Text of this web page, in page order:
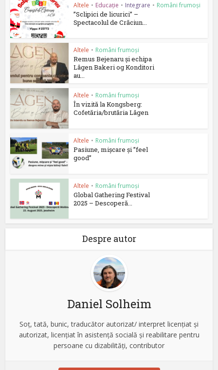
Altele • Educație • Integrare • Români frumoși
”Sclipici de licurici” –
Spectacolul de Crăciun...
Altele • Români frumoși
Remus Bejenaru și echipa
Lågen Bakeri og Konditori
au...
Altele • Români frumoși
În vizită la Kongsberg:
Cofetăria/brutăria Lågen
Altele • Români frumoși
Pasiune, mișcare și ”feel
good”
Altele • Români frumoși
Global Gathering Festival
2025 – Descoperă...
Despre autor
Daniel Solheim
Soț, tată, bunic, traducător autorizat/ interpret licențiat și
autorizat, licențiat în asistență socială și reabilitare pentru
persoane cu dizabilități, contributor